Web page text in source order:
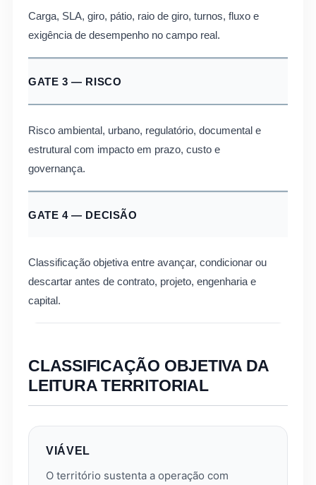
Carga, SLA, giro, pátio, raio de giro, turnos, fluxo e
exigência de desempenho no campo real.
GATE 3 — RISCO
Risco ambiental, urbano, regulatório, documental e
estrutural com impacto em prazo, custo e
governança.
GATE 4 — DECISÃO
Classificação objetiva entre avançar, condicionar ou
descartar antes de contrato, projeto, engenharia e
capital.
CLASSIFICAÇÃO OBJETIVA DA
LEITURA TERRITORIAL
VIÁVEL
O território sustenta a operação com